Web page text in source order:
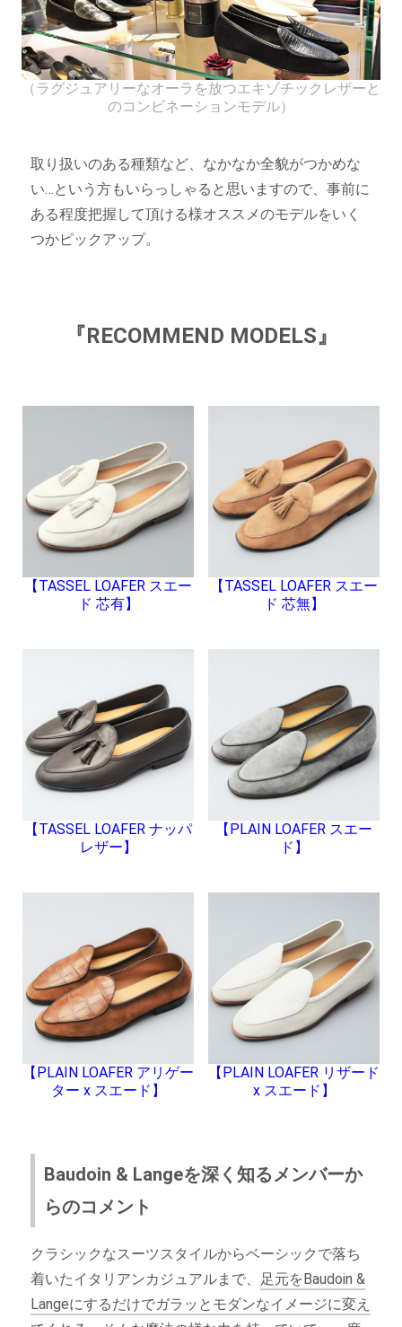
（ラグジュアリーなオーラを放つエキゾチックレザーと
のコンビネーションモデル）
取り扱いのある種類など、なかなか全貌がつかめな
い…という方もいらっしゃると思いますので、事前に
ある程度把握して頂ける様オススメのモデルをいく
つかピックアップ。
『RECOMMEND MODELS』
【TASSEL LOAFER スエー
ド 芯有】
【TASSEL LOAFER スエー
ド 芯無】
【TASSEL LOAFER ナッパ
レザー】
【PLAIN LOAFER スエー
ド】
【PLAIN LOAFER アリゲー
ター x スエード】
【PLAIN LOAFER リザード
x スエード】
Baudoin & Langeを深く知るメンバーか
らのコメント
クラシックなスーツスタイルからベーシックで落ち
着いたイタリアンカジュアルまで、
足元をBaudoin &
Langeにするだけでガラッとモダンなイメージに変え